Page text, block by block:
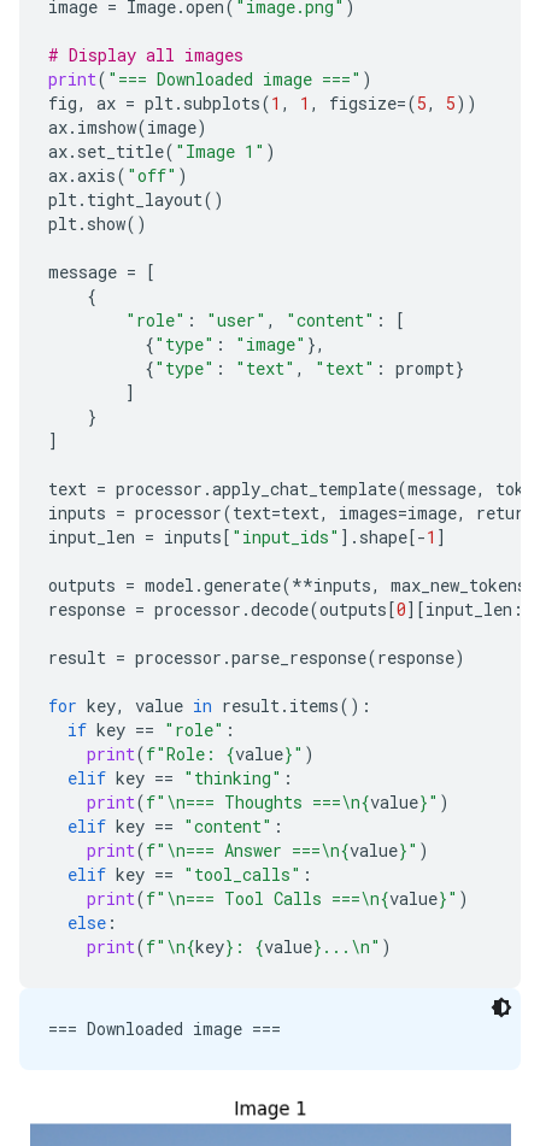
This formula indicates that one molecule of water
### 2. Molecular Structure and Bonding
Beyond the formula, the "formula" also describes
*   **Polarity:** Water is a highly **polar**
*   **Hydrogen Bonding:** The polarity allows
### 3. Formula in Physics/Thermodynamics
If you are referring to a physical formula, it
*   **Specific Heat Capacity:** The amount of
*   **Density and Volume:** Equations relating
***
**In summary, if you are asking for the basic
image = Image.open( "image.png" )
# Display all images
print( "=== Downloaded image ===" )
fig, ax = plt. subplots(1 , 1 , figsize=(5, 5))
ax. imshow(image)
ax. set_title( "Image 1" )
ax.axis( "off" )
plt. tight_layout()
plt. show()
message = [
{
"role" : "user" , "content" :
[
{"type" : "image" },
{"type" : "text" , "text" : prompt}
]
}
]
text = processor .apply_chat_template(message,
inputs = processor(text=text, images=image,
input_len = inputs[ "input_ids" ] . shape[-1 ]
outputs = model .generate(**inputs, max_new_tokens
response = processor .decode(outputs[0][input_len
result = processor .parse_response(response)
for key, value in result. items():
if key == "role" :
print(f"Role: {value}" )
elif key == "thinking" :
print(f" \n=== Thoughts ===\n{value}" )
elif key == "content" :
print(f" \n=== Answer ===\n{value}" )
elif key == "tool_calls" :
print(f" \n=== Tool Calls ===\n{value}" )
else :
print(f" \n{key} : {value} ... \n" )